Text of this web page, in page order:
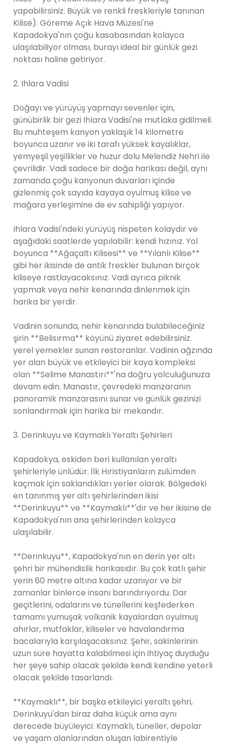
yapabilirsiniz. Büyük ve renkli freskleriyle tanınan
Kilise). Göreme Açık Hava Müzesi'ne
Kapadokya'nın çoğu kasabasından kolayca
ulaşılabiliyor olması, burayı ideal bir günlük gezi
noktası haline getiriyor.
2. Ihlara Vadisi
Doğayı ve yürüyüş yapmayı sevenler için,
günübirlik bir gezi Ihlara Vadisi'ne mutlaka gidilmeli.
Bu muhteşem kanyon yaklaşık 14 kilometre
boyunca uzanır ve iki tarafı yüksek kayalıklar,
yemyeşil yeşillikler ve huzur dolu Melendiz Nehri ile
çevrilidir. Vadi sadece bir doğa harikası değil, aynı
zamanda çoğu kanyonun duvarları içinde
gizlenmiş çok sayıda kayaya oyulmuş kilise ve
mağara yerleşimine de ev sahipliği yapıyor.
Ihlara Vadisi'ndeki yürüyüş nispeten kolaydır ve
aşağıdaki saatlerde yapılabilir: kendi hızınız. Yol
boyunca **Ağaçaltı Kilisesi** ve **Yılanlı Kilise**
gibi her ikisinde de antik freskler bulunan birçok
kiliseye rastlayacaksınız. Vadi ayrıca piknik
yapmak veya nehir kenarında dinlenmek için
harika bir yerdir.
Vadinin sonunda, nehir kenarında bulabileceğiniz
şirin **Belisırma** köyünü ziyaret edebilirsiniz.
yerel yemekler sunan restoranlar. Vadinin ağzında
yer alan büyük ve etkileyici bir kaya kompleksi
olan **Selime Manastırı**'na doğru yolculuğunuza
devam edin. Manastır, çevredeki manzaranın
panoramik manzarasını sunar ve günlük gezinizi
sonlandırmak için harika bir mekandır.
3. Derinkuyu ve Kaymaklı Yeraltı Şehirleri
Kapadokya, eskiden beri kullanılan yeraltı
şehirleriyle ünlüdür. İlk Hıristiyanların zulümden
kaçmak için saklandıkları yerler olarak. Bölgedeki
en tanınmış yer altı şehirlerinden ikisi
**Derinkuyu** ve **Kaymaklı**'dır ve her ikisine de
Kapadokya'nın ana şehirlerinden kolayca
ulaşılabilir.
**Derinkuyu**, Kapadokya'nın en derin yer altı
şehri bir mühendislik harikasıdır. Bu çok katlı şehir
yerin 60 metre altına kadar uzanıyor ve bir
zamanlar binlerce insanı barındırıyordu. Dar
geçitlerini, odalarını ve tünellerini keşfederken
tamamı yumuşak volkanik kayalardan oyulmuş
ahırlar, mutfaklar, kiliseler ve havalandırma
bacalarıyla karşılaşacaksınız. Şehir, sakinlerinin
uzun süre hayatta kalabilmesi için ihtiyaç duyduğu
her şeye sahip olacak şekilde kendi kendine yeterli
olacak şekilde tasarlandı.
**Kaymaklı**, bir başka etkileyici yeraltı şehri,
Derinkuyu'dan biraz daha küçük ama aynı
derecede büyüleyici. Kaymaklı, tüneller, depolar
ve yaşam alanlarından oluşan labirentiyle